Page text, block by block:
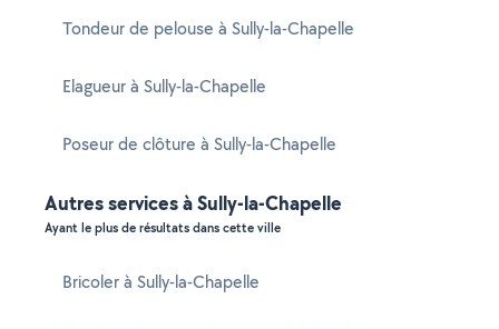
Tondeur de pelouse à Sully-la-Chapelle
Elagueur à Sully-la-Chapelle
Poseur de clôture à Sully-la-Chapelle
Autres services à Sully-la-Chapelle
Ayant le plus de résultats dans cette ville
Bricoler à Sully-la-Chapelle